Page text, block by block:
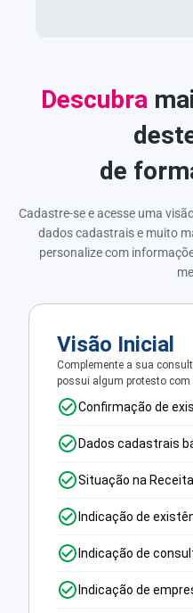
Descubra
de
Cadastre-se e acesse uma
dados cadastrais e muito
personalize com
Visão Inicial
Complemente a sua
possui algum protesto
Confirmação de
Dados cadastrais
Situação na
Indicação de
Indicação de
Indicação de